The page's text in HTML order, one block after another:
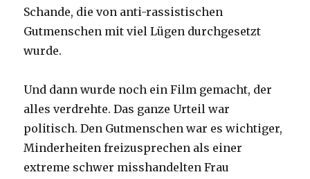
Schande, die von anti-rassistischen
Gutmenschen mit viel Lügen durchgesetzt
wurde.
Und dann wurde noch ein Film gemacht, der
alles verdrehte. Das ganze Urteil war
politisch. Den Gutmenschen war es wichtiger,
Minderheiten freizusprechen als einer
extreme schwer misshandelten Frau